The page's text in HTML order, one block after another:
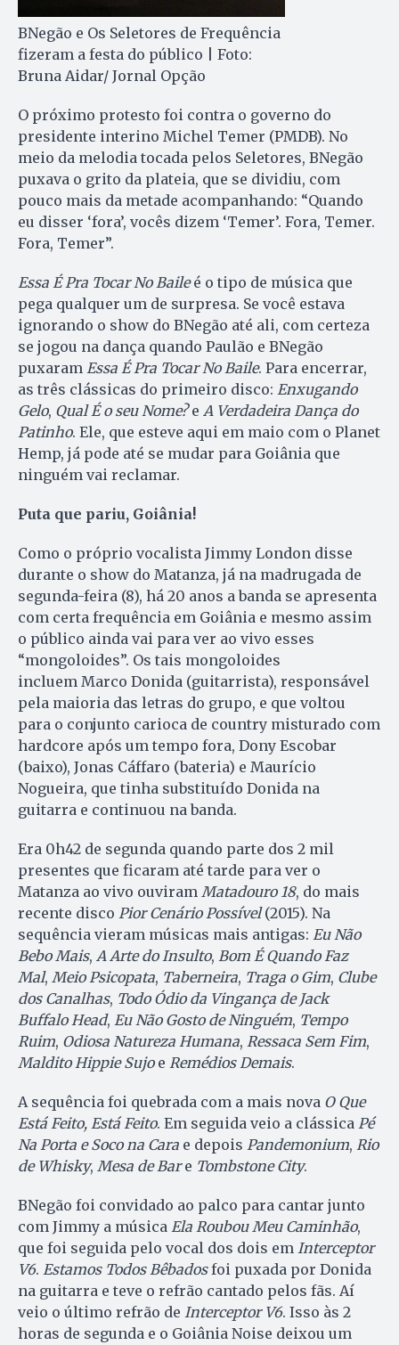
BNegão e Os Seletores de Frequência
fizeram a festa do público | Foto:
Bruna Aidar/ Jornal Opção
O próximo protesto foi contra o governo do
presidente interino Michel Temer (PMDB). No
meio da melodia tocada pelos Seletores, BNegão
puxava o grito da plateia, que se dividiu, com
pouco mais da metade acompanhando: “Quando
eu disser ‘fora’, vocês dizem ‘Temer’. Fora, Temer.
Fora, Temer”.
Essa É Pra Tocar No Baileé o tipo de música que
pega qualquer um de surpresa. Se você estava
ignorando o show do BNegão até ali, com certeza
se jogou na dança quando Paulão e BNegão
puxaram Essa É Pra Tocar No Baile. Para encerrar,
as três clássicas do primeiro disco: Enxugando
Gelo, Qual É o seu Nome?e A Verdadeira Dança do
Patinho. Ele, que esteve aqui em maio com o Planet
Hemp, já pode até se mudar para Goiânia que
ninguém vai reclamar.
Puta que pariu, Goiânia!
Como o próprio vocalista Jimmy London disse
durante o show do Matanza, já na madrugada de
segunda-feira (8), há 20 anos a banda se apresenta
com certa frequência em Goiânia e mesmo assim
o público ainda vai para ver ao vivo esses
“mongoloides”. Os tais mongoloides
incluem Marco Donida (guitarrista), responsável
pela maioria das letras do grupo, e que voltou
para o conjunto carioca de country misturado com
hardcore após um tempo fora, Dony Escobar
(baixo), Jonas Cáffaro (bateria) e Maurício
Nogueira, que tinha substituído Donida na
guitarra e continuou na banda.
Era 0h42 de segunda quando parte dos 2 mil
presentes que ficaram até tarde para ver o
Matanza ao vivo ouviram Matadouro 18, do mais
recente disco Pior Cenário Possível(2015). Na
sequência vieram músicas mais antigas: Eu Não
Bebo Mais, A Arte do Insulto, Bom É Quando Faz
Mal, Meio Psicopata, Taberneira, Traga o Gim, Clube
dos Canalhas, Todo Ódio da Vingança de Jack
Buffalo Head, Eu Não Gosto de Ninguém, Tempo
Ruim, Odiosa Natureza Humana, Ressaca Sem Fim,
Maldito Hippie Sujoe Remédios Demais.
A sequência foi quebrada com a mais nova O Que
Está Feito, Está Feito. Em seguida veio a clássica Pé
Na Porta e Soco na Cara e depois Pandemonium, Rio
de Whisky, Mesa de Bare Tombstone City.
BNegão foi convidado ao palco para cantar junto
com Jimmy a música Ela Roubou Meu Caminhão,
que foi seguida pelo vocal dos dois em Interceptor
V6. Estamos Todos Bêbadosfoi puxada por Donida
na guitarra e teve o refrão cantado pelos fãs. Aí
veio o último refrão de Interceptor V6. Isso às 2
horas de segunda e o Goiânia Noise deixou um